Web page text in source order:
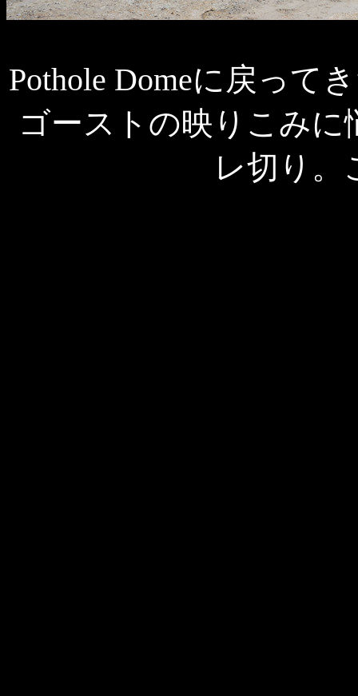
Pothole Domeに戻って
ゴーストの映りこみ
レ切り。